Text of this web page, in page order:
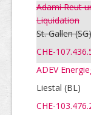
Adami Reut
Liquidation
St. Gallen(SG)
CHE-
ADEV
Liestal (BL)
CHE-